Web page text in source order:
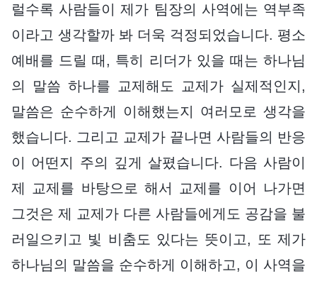
럴수록 사람들이 제가 팀장의 사역에는 역부족
이라고 생각할까 봐 더욱 걱정되었습니다. 평소
예배를 드릴 때, 특히 리더가 있을 때는 하나님
의 말씀 하나를 교제해도 교제가 실제적인지,
말씀은 순수하게 이해했는지 여러모로 생각을
했습니다. 그리고 교제가 끝나면 사람들의 반응
이 어떤지 주의 깊게 살폈습니다. 다음 사람이
제 교제를 바탕으로 해서 교제를 이어 나가면
그것은 제 교제가 다른 사람들에게도 공감을 불
러일으키고 빛 비춤도 있다는 뜻이고, 또 제가
하나님의 말씀을 순수하게 이해하고, 이 사역을